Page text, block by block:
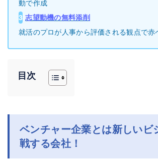
動で作成
3 志望動機の無料添削
就活のプロが人事から評価される観点で赤
目次
ベンチャー企業とは新しいビ
戦する会社！